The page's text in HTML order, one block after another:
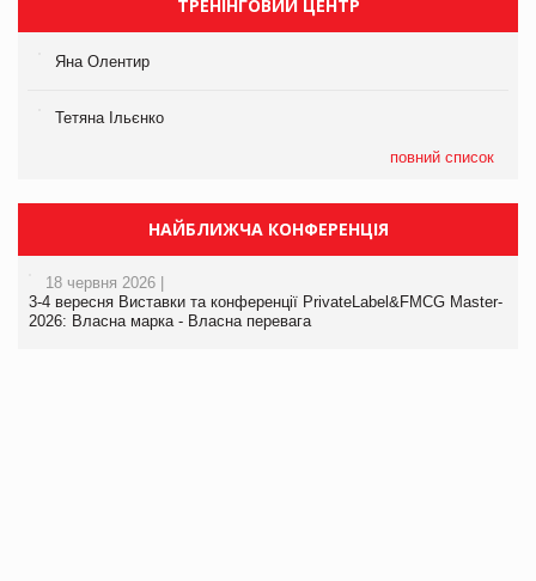
ТРЕНІНГОВИЙ ЦЕНТР
Яна Олентир
Тетяна Ільєнко
повний список
НАЙБЛИЖЧА КОНФЕРЕНЦІЯ
18 червня 2026 |
3-4 вересня Виставки та конференції PrivateLabel&FMCG Master-
2026: Власна марка - Власна перевага